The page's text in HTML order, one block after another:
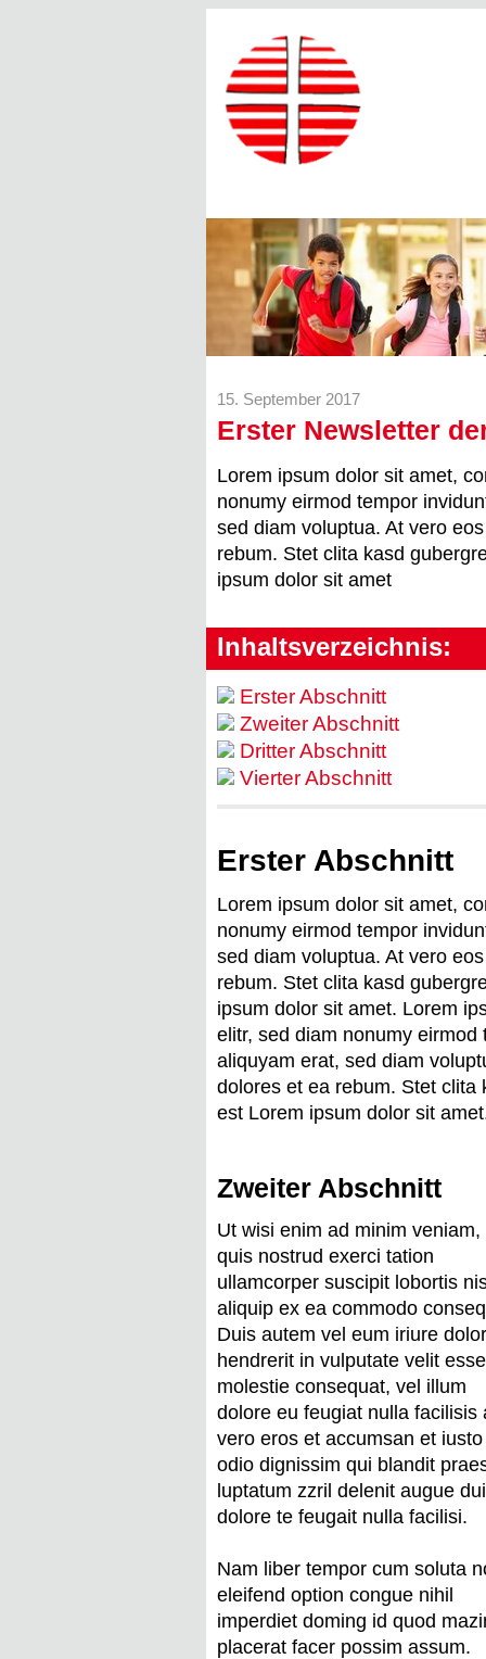
15. September 2017
Erster Newsletter
Lorem ipsum dolor sit amet,
nonumy eirmod tempor
sed diam voluptua. At vero
rebum. Stet clita kasd
ipsum dolor sit amet
Inhaltsverzeichnis:
Erster Abschnitt
Zweiter Abschnitt
Dritter Abschnitt
Vierter Abschnitt
Erster Abschnitt
Lorem ipsum dolor sit amet,
nonumy eirmod tempor
sed diam voluptua. At vero
rebum. Stet clita kasd
ipsum dolor sit amet. Lorem
elitr, sed diam nonumy
aliquyam erat, sed diam
dolores et ea rebum. Stet clita
est Lorem ipsum dolor sit
Zweiter Abschnitt
Ut wisi enim ad minim veniam,
quis nostrud exerci tation
ullamcorper suscipit lobortis
aliquip ex ea commodo
Duis autem vel eum iriure
hendrerit in vulputate velit esse
molestie consequat, vel illum
dolore eu feugiat nulla facilisis
vero eros et accumsan et iusto
odio dignissim qui blandit
luptatum zzril delenit augue
dolore te feugait nulla facilisi.
Nam liber tempor cum soluta
eleifend option congue nihil
imperdiet doming id quod
placerat facer possim assum.